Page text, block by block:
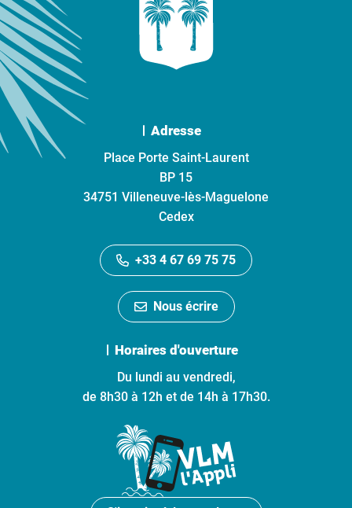
Adresse
Place Porte Saint-Laurent
BP 15
34751 Villeneuve-lès-Maguelone
Cedex
+33 4 67 69 75 75
Nous écrire
Horaires d'ouverture
Du lundi au vendredi,
de 8h30 à 12h et de 14h à 17h30.